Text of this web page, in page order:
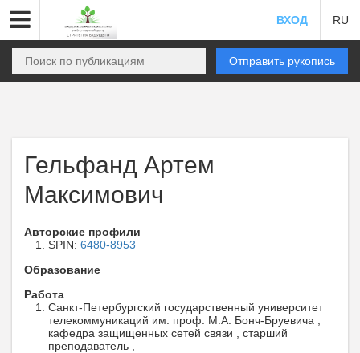
ВХОД RU
Отправить рукопись
Гельфанд Артем
Максимович
Авторские профили
SPIN: 6480-8953
Образование
Работа
Санкт-Петербургский государственный университет
телекоммуникаций им. проф. М.А. Бонч-Бруевича ,
кафедра защищенных сетей связи , старший
преподаватель ,